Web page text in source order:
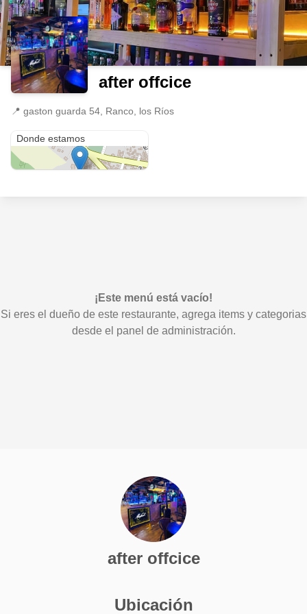
after offcice
📍 gaston guarda 54, Ranco, los Ríos
Donde estamos
¡Este menú está vacío!
Si eres el dueño de este restaurante, agrega items y categorias
desde el panel de administración.
after offcice
Ubicación